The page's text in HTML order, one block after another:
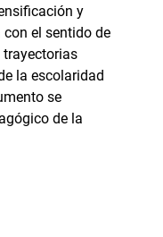
y
el sentido de
la escolaridad
se
de la